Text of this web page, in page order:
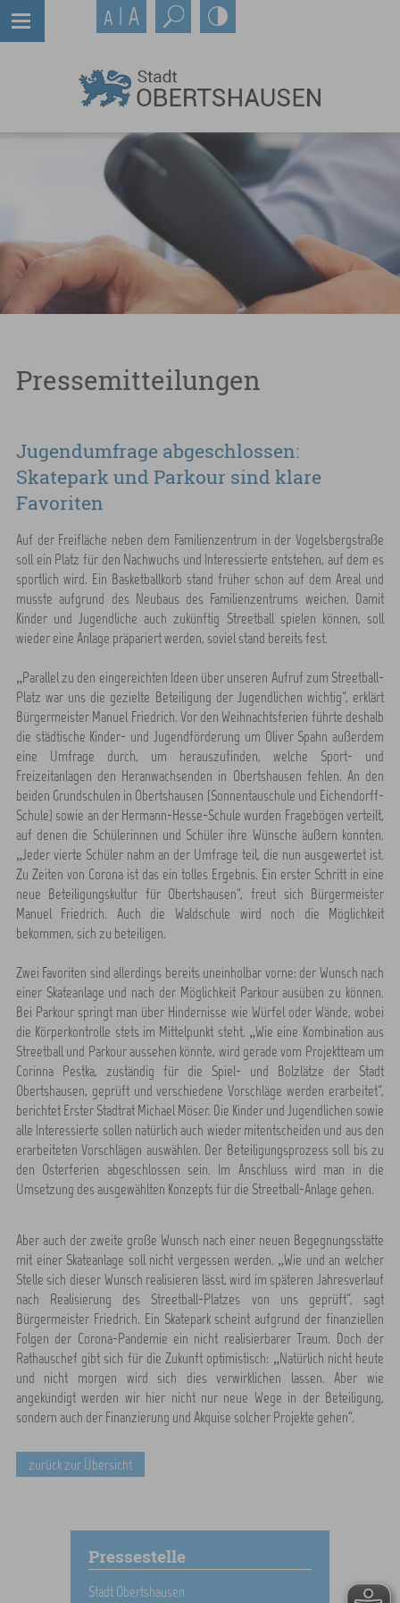
Pressemitteilungen
Jugendumfrage abgeschlossen:
Skatepark und Parkour sind klare
Favoriten
Auf der Freifläche neben dem Familienzentrum in der Vogelsbergstraße
soll ein Platz für den Nachwuchs und Interessierte entstehen, auf dem es
sportlich wird. Ein Basketballkorb stand früher schon auf dem Areal und
musste aufgrund des Neubaus des Familienzentrums weichen. Damit
Kinder und Jugendliche auch zukünftig Streetball spielen können, soll
wieder eine Anlage präpariert werden, soviel stand bereits fest.
„Parallel zu den eingereichten Ideen über unseren Aufruf zum Streetball-
Platz war uns die gezielte Beteiligung der Jugendlichen wichtig“, erklärt
Bürgermeister Manuel Friedrich. Vor den Weihnachtsferien führte deshalb
die städtische Kinder- und Jugendförderung um Oliver Spahn außerdem
eine Umfrage durch, um herauszufinden, welche Sport- und
Freizeitanlagen den Heranwachsenden in Obertshausen fehlen. An den
beiden Grundschulen in Obertshausen (Sonnentauschule und Eichendorff-
Schule) sowie an der Hermann-Hesse-Schule wurden Fragebögen verteilt,
auf denen die Schülerinnen und Schüler ihre Wünsche äußern konnten.
„Jeder vierte Schüler nahm an der Umfrage teil, die nun ausgewertet ist.
Zu Zeiten von Corona ist das ein tolles Ergebnis. Ein erster Schritt in eine
neue Beteiligungskultur für Obertshausen“, freut sich Bürgermeister
Manuel Friedrich. Auch die Waldschule wird noch die Möglichkeit
bekommen, sich zu beteiligen.
Zwei Favoriten sind allerdings bereits uneinholbar vorne: der Wunsch nach
einer Skateanlage und nach der Möglichkeit Parkour ausüben zu können.
Bei Parkour springt man über Hindernisse wie Würfel oder Wände, wobei
die Körperkontrolle stets im Mittelpunkt steht. „Wie eine Kombination aus
Streetball und Parkour aussehen könnte, wird gerade vom Projektteam um
Corinna Pestka, zuständig für die Spiel- und Bolzlätze der Stadt
Obertshausen, geprüft und verschiedene Vorschläge werden erarbeitet“,
berichtet Erster Stadtrat Michael Möser. Die Kinder und Jugendlichen sowie
alle Interessierte sollen natürlich auch wieder mitentscheiden und aus den
erarbeiteten Vorschlägen auswählen. Der Beteiligungsprozess soll bis zu
den Osterferien abgeschlossen sein. Im Anschluss wird man in die
Umsetzung des ausgewählten Konzepts für die Streetball-Anlage gehen.
Aber auch der zweite große Wunsch nach einer neuen Begegnungsstätte
mit einer Skateanlage soll nicht vergessen werden. „Wie und an welcher
Stelle sich dieser Wunsch realisieren lässt, wird im späteren Jahresverlauf
nach Realisierung des Streetball-Platzes von uns geprüft“, sagt
Bürgermeister Friedrich. Ein Skatepark scheint aufgrund der finanziellen
Folgen der Corona-Pandemie ein nicht realisierbarer Traum. Doch der
Rathauschef gibt sich für die Zukunft optimistisch: „Natürlich nicht heute
und nicht morgen wird sich dies verwirklichen lassen. Aber wie
angekündigt werden wir hier nicht nur neue Wege in der Beteiligung,
sondern auch der Finanzierung und Akquise solcher Projekte gehen“.
zurück zur Übersicht
Pressestelle
Stadt Obertshausen